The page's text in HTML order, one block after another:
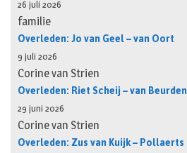
26 juli 2026
familie
Overleden: Jo van Geel – van Oort
9 juli 2026
Corine van Strien
Overleden: Riet Scheij – van Beurden
29 juni 2026
Corine van Strien
Overleden: Zus van Kuijk – Pollaerts